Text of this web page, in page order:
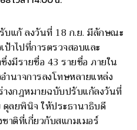
บแก้ ลงวันที่ 18 ก.ย. มีลักษณะ
ป้าไปที่การตรวจสอบและ
งมีรายชื่อ 43 รายชื่อ ภายใน
ำนาจการลงโทษหลายแหล่ง
างกฎหมายฉบับปรับแก้ลงวันที่
ลยพินิจ ให้ประธานาธิบดี
าติที่เกี่ยวกับสแกมเมอร์